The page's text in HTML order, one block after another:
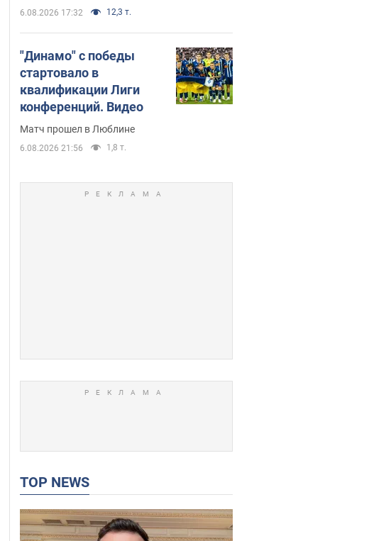
6.08.2026 17:32 12,3 т.
"Динамо" с победы
стартовало в
квалификации Лиги
конференций. Видео
Матч прошел в Люблине
6.08.2026 21:56 1,8 т.
TOP NEWS